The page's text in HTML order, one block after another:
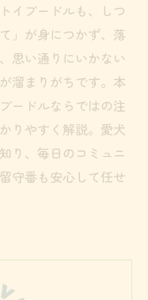
イプードルも、しつ
」が身につかず、落
思い通りにいかない
溜まりがちです。本
ードルならではの注
りやすく解説。愛犬
り、毎日のコミュニ
守番も安心して任せ